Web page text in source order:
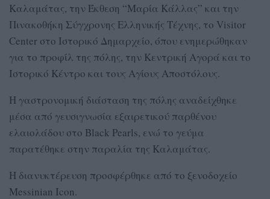
Καλαμάτας, την Έκθεση “Μαρία Κάλλας” και την
Πινακοθήκη Σύγχρονης Ελληνικής Τέχνης, το Visitor
Center στο Ιστορικό Δημαρχείο, όπου ενημερώθηκαν
για το προφίλ της πόλης, την Κεντρική Αγορά και το
Ιστορικό Κέντρο και τους Αγίους Αποστόλους.
Η γαστρονομική διάσταση της πόλης αναδείχθηκε
μέσα από γευσιγνωσία εξαιρετικού παρθένου
ελαιολάδου στο Black Pearls, ενώ το γεύμα
παρατέθηκε στην παραλία της Καλαμάτας.
Η διανυκτέρευση προσφέρθηκε από το ξενοδοχείο
Messinian Icon.